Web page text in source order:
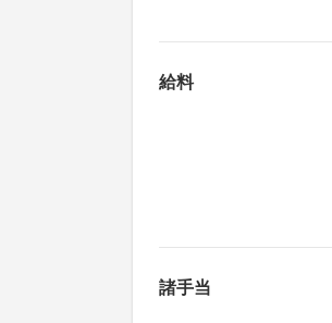
給料
諸手当